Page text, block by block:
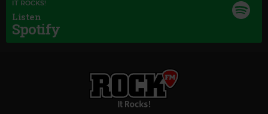
IT ROCKS!
Listen
Spotify